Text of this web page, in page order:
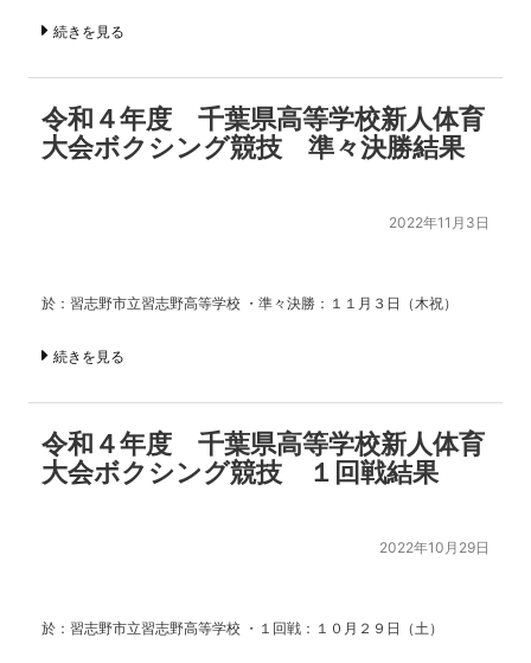
続きを見る
令和４年度 千葉県高等学校新人体育
大会ボクシング競技 準々決勝結果
2022年11月3日
於：習志野市立習志野高等学校 ・準々決勝：１１月３日（木祝）
続きを見る
令和４年度 千葉県高等学校新人体育
大会ボクシング競技 １回戦結果
2022年10月29日
於：習志野市立習志野高等学校 ・１回戦：１０月２９日（土）